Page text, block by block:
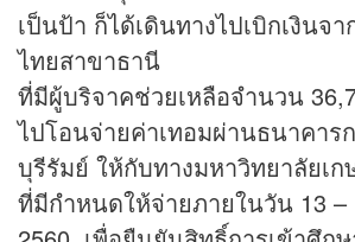
เป็นป้า ก็ได้เดินทางไปเบิกเงินจ
ไทยสาขาธานี
ที่มีผู้บริจาคช่วยเหลือจำนวน
ไปโอนจ่ายค่าเทอมผ่านธนาคาร
บุรีรัมย์ ให้กับทางมหาวิทยาลัยเ
ที่มีกำหนดให้จ่ายภายในวัน 13